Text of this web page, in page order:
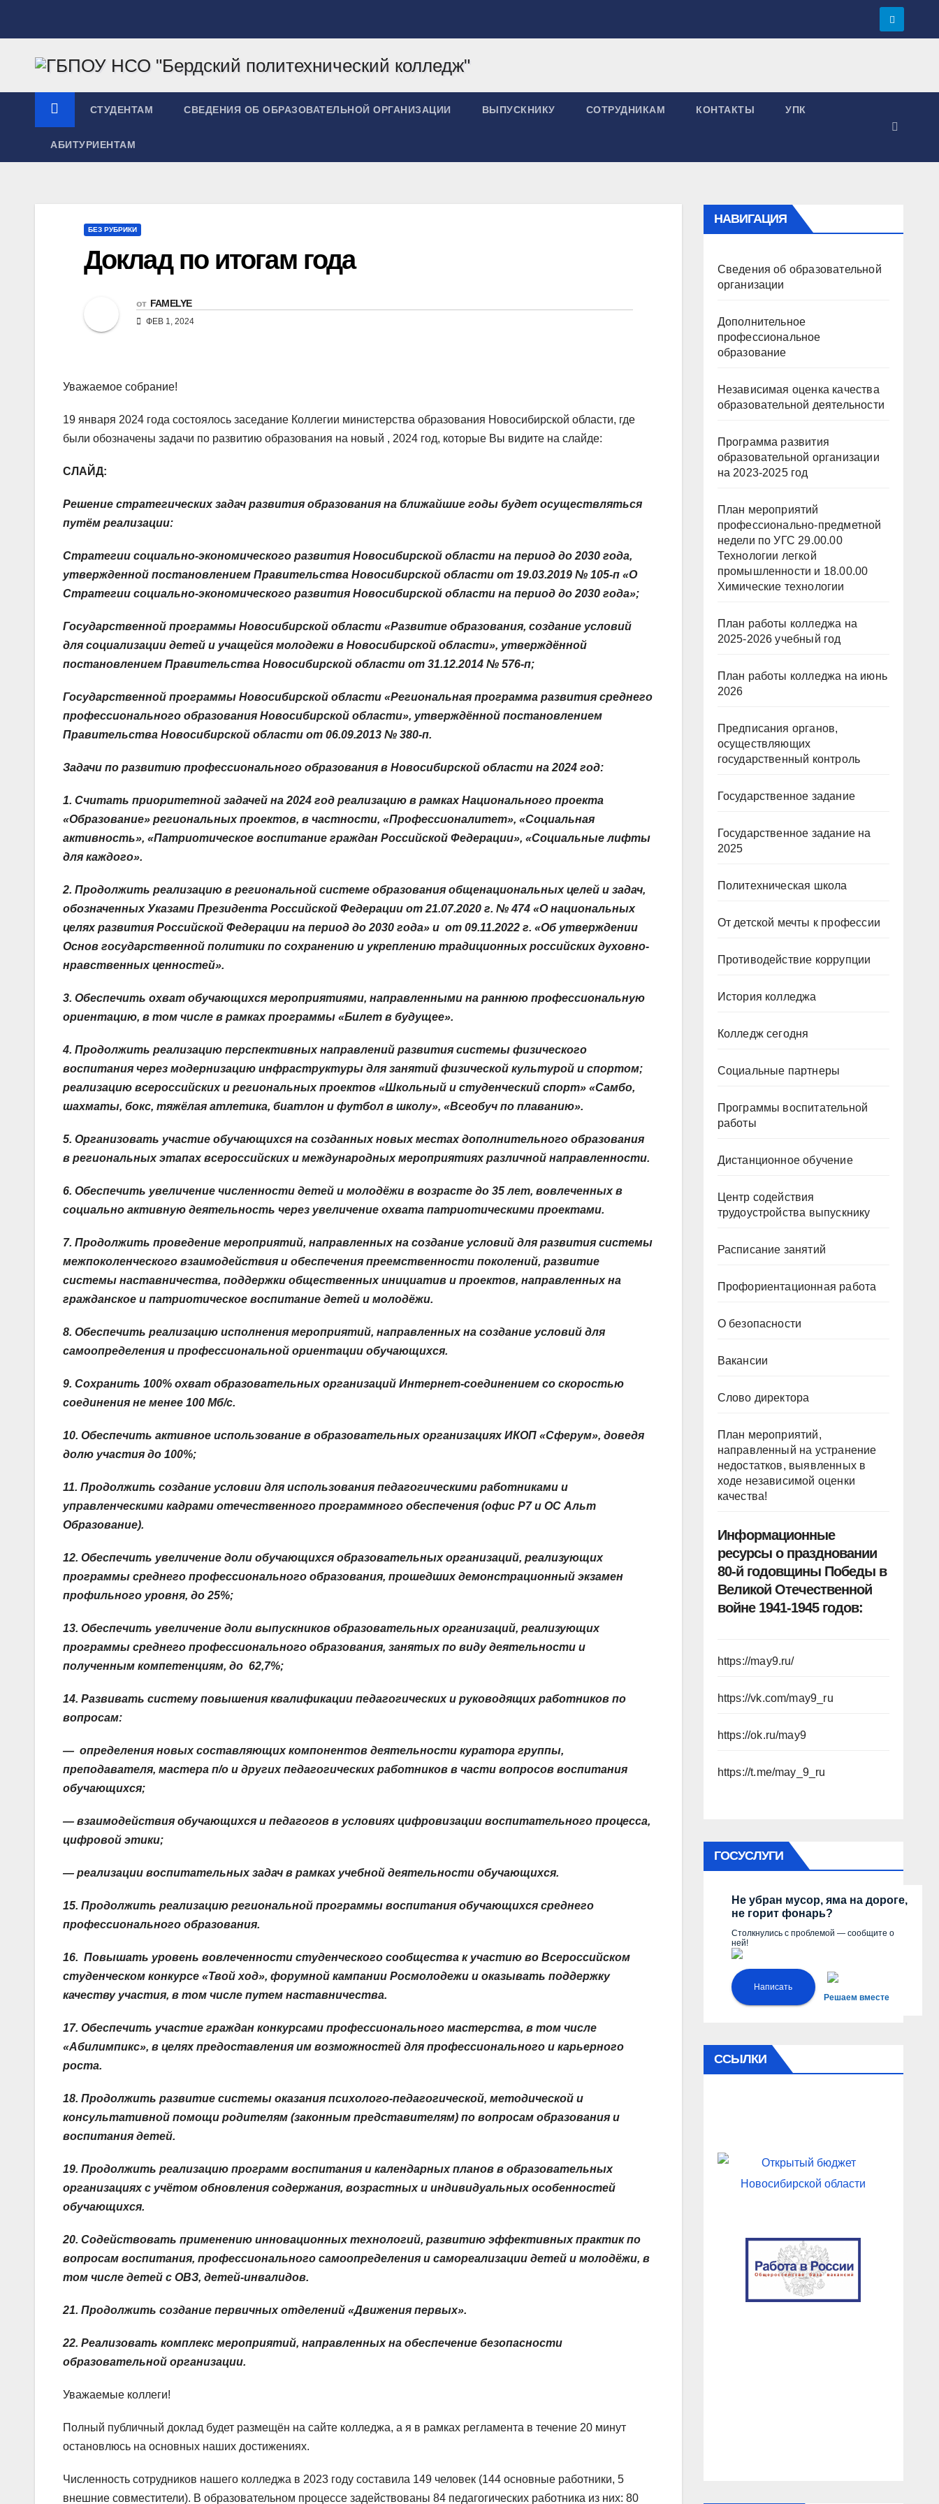
СТУДЕНТАМ СВЕДЕНИЯ ОБ ОБРАЗОВАТЕЛЬНОЙ ОРГАНИЗАЦИИ ВЫПУСКНИКУ СОТРУДНИКАМ КОНТАКТЫ УПК
АБИТУРИЕНТАМ
БЕЗ РУБРИКИ
Доклад по итогам года
от FAMELYE
ФЕВ 1, 2024
Уважаемое собрание!
19 января 2024 года состоялось заседание Коллегии министерства образования Новосибирской области, где
были обозначены задачи по развитию образования на новый , 2024 год, которые Вы видите на слайде:
СЛАЙД:
Решение стратегических задач развития образования на ближайшие годы будет осуществляться
путём реализации:
Стратегии социально-экономического развития Новосибирской области на период до 2030 года,
утвержденной постановлением Правительства Новосибирской области от 19.03.2019 № 105-п «О
Стратегии социально-экономического развития Новосибирской области на период до 2030 года»;
Государственной программы Новосибирской области «Развитие образования, создание условий
для социализации детей и учащейся молодежи в Новосибирской области», утверждённой
постановлением Правительства Новосибирской области от 31.12.2014 № 576-п;
Государственной программы Новосибирской области «Региональная программа развития среднего
профессионального образования Новосибирской области», утверждённой постановлением
Правительства Новосибирской области от 06.09.2013 № 380-п.
Задачи по развитию профессионального образования в Новосибирской области на 2024 год:
1. Считать приоритетной задачей на 2024 год реализацию в рамках Национального проекта
«Образование» региональных проектов, в частности, «Профессионалитет», «Социальная
активность», «Патриотическое воспитание граждан Российской Федерации», «Социальные лифты
для каждого».
2. Продолжить реализацию в региональной системе образования общенациональных целей и задач,
обозначенных Указами Президента Российской Федерации от 21.07.2020 г. № 474 «О национальных
целях развития Российской Федерации на период до 2030 года» и от 09.11.2022 г. «Об утверждении
Основ государственной политики по сохранению и укреплению традиционных российских духовно-
нравственных ценностей».
3. Обеспечить охват обучающихся мероприятиями, направленными на раннюю профессиональную
ориентацию, в том числе в рамках программы «Билет в будущее».
4. Продолжить реализацию перспективных направлений развития системы физического
воспитания через модернизацию инфраструктуры для занятий физической культурой и спортом;
реализацию всероссийских и региональных проектов «Школьный и студенческий спорт» «Самбо,
шахматы, бокс, тяжёлая атлетика, биатлон и футбол в школу», «Всеобуч по плаванию».
5. Организовать участие обучающихся на созданных новых местах дополнительного образования
в региональных этапах всероссийских и международных мероприятиях различной направленности.
6. Обеспечить увеличение численности детей и молодёжи в возрасте до 35 лет, вовлеченных в
социально активную деятельность через увеличение охвата патриотическими проектами.
7. Продолжить проведение мероприятий, направленных на создание условий для развития системы
межпоколенческого взаимодействия и обеспечения преемственности поколений, развитие
системы наставничества, поддержки общественных инициатив и проектов, направленных на
гражданское и патриотическое воспитание детей и молодёжи.
8. Обеспечить реализацию исполнения мероприятий, направленных на создание условий для
самоопределения и профессиональной ориентации обучающихся.
9. Сохранить 100% охват образовательных организаций Интернет-соединением со скоростью
соединения не менее 100 Мб/c.
10. Обеспечить активное использование в образовательных организациях ИКОП «Сферум», доведя
долю участия до 100%;
11. Продолжить создание условии для использования педагогическими работниками и
управленческими кадрами отечественного программного обеспечения (офис Р7 и ОС Альт
Образование).
12. Обеспечить увеличение доли обучающихся образовательных организаций, реализующих
программы среднего профессионального образования, прошедших демонстрационный экзамен
профильного уровня, до 25%;
13. Обеспечить увеличение доли выпускников образовательных организаций, реализующих
программы среднего профессионального образования, занятых по виду деятельности и
полученным компетенциям, до 62,7%;
14. Развивать систему повышения квалификации педагогических и руководящих работников по
вопросам:
— определения новых составляющих компонентов деятельности куратора группы,
преподавателя, мастера п/о и других педагогических работников в части вопросов воспитания
обучающихся;
— взаимодействия обучающихся и педагогов в условиях цифровизации воспитательного процесса,
цифровой этики;
— реализации воспитательных задач в рамках учебной деятельности обучающихся.
15. Продолжить реализацию региональной программы воспитания обучающихся среднего
профессионального образования.
16. Повышать уровень вовлеченности студенческого сообщества к участию во Всероссийском
студенческом конкурсе «Твой ход», форумной кампании Росмолодежи и оказывать поддержку
качеству участия, в том числе путем наставничества.
17. Обеспечить участие граждан конкурсами профессионального мастерства, в том числе
«Абилимпикс», в целях предоставления им возможностей для профессионального и карьерного
роста.
18. Продолжить развитие системы оказания психолого-педагогической, методической и
консультативной помощи родителям (законным представителям) по вопросам образования и
воспитания детей.
19. Продолжить реализацию программ воспитания и календарных планов в образовательных
организациях с учётом обновления содержания, возрастных и индивидуальных особенностей
обучающихся.
20. Содействовать применению инновационных технологий, развитию эффективных практик по
вопросам воспитания, профессионального самоопределения и самореализации детей и молодёжи, в
том числе детей с ОВЗ, детей-инвалидов.
21. Продолжить создание первичных отделений «Движения первых».
22. Реализовать комплекс мероприятий, направленных на обеспечение безопасности
образовательной организации.
Уважаемые коллеги!
Полный публичный доклад будет размещён на сайте колледжа, а я в рамках регламента в течение 20 минут
остановлюсь на основных наших достижениях.
Численность сотрудников нашего колледжа в 2023 году составила 149 человек (144 основные работники, 5
внешние совместители). В образовательном процессе задействованы 84 педагогических работника из них: 80
НАВИГАЦИЯ
Сведения об образовательной
организации
Дополнительное
профессиональное
образование
Независимая оценка качества
образовательной деятельности
Программа развития
образовательной организации
на 2023-2025 год
План мероприятий
профессионально-предметной
недели по УГС 29.00.00
Технологии легкой
промышленности и 18.00.00
Химические технологии
План работы колледжа на
2025-2026 учебный год
План работы колледжа на июнь
2026
Предписания органов,
осуществляющих
государственный контроль
Государственное задание
Государственное задание на
2025
Политехническая школа
От детской мечты к профессии
Противодействие коррупции
История колледжа
Колледж сегодня
Социальные партнеры
Программы воспитательной
работы
Дистанционное обучение
Центр содействия
трудоустройства выпускнику
Расписание занятий
Профориентационная работа
О безопасности
Вакансии
Слово директора
План мероприятий,
направленный на устранение
недостатков, выявленных в
ходе независимой оценки
качества!
Информационные
ресурсы о праздновании
80-й годовщины Победы в
Великой Отечественной
войне 1941-1945 годов:
https://may9.ru/
https://vk.com/may9_ru
https://ok.ru/may9
https://t.me/may_9_ru
ГОСУСЛУГИ
Не убран мусор, яма на дороге,
не горит фонарь?
Столкнулись с проблемой — сообщите о
ней!
Написать
Решаем вместе
ССЫЛКИ